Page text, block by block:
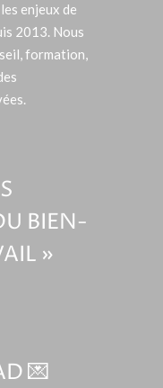
enjeux de
2013. Nous
formation,
BIEN-
»
💌